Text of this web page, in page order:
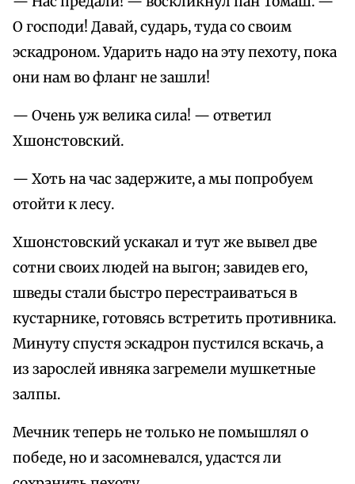
О господи! Давай, сударь, туда со своим
эскадроном. Ударить надо на эту пехоту, пока
они нам во фланг не зашли!
— Очень уж велика сила! — ответил
Хшонстовский.
— Хоть на час задержите, а мы попробуем
отойти к лесу.
Хшонстовский ускакал и тут же вывел две
сотни своих людей на выгон; завидев его,
шведы стали быстро перестраиваться в
кустарнике, готовясь встретить противника.
Минуту спустя эскадрон пустился вскачь, а
из зарослей ивняка загремели мушкетные
залпы.
Мечник теперь не только не помышлял о
победе, но и засомневался, удастся ли